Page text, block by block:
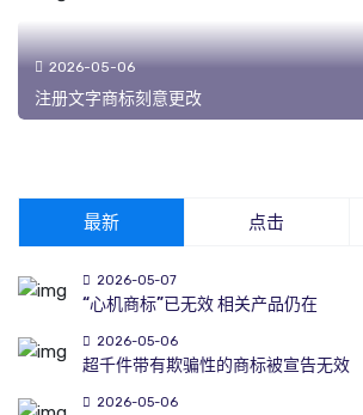
2026-05-06
注册文字商标刻意更改
最新 点击
2026-05-07
“心机商标”已无效 相关产品仍在
2026-05-06
超千件带有欺骗性的商标被宣告无效
2026-05-06